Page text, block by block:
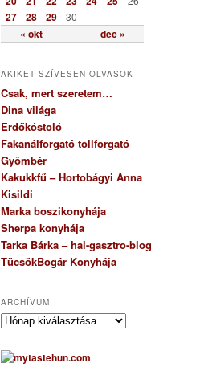
« okt dec »
27 28 29 30
AKIKET SZÍVESEN OLVASOK
Csak, mert szeretem…
Dina világa
Erdőkóstoló
Fakanálforgató tollforgató
Gyömbér
Kakukkfű – Hortobágyi Anna
Kisildi
Marka boszikonyhája
Sherpa konyhája
Tarka Bárka – hal-gasztro-blog
TücsökBogár Konyhája
ARCHÍVUM
A
c
h